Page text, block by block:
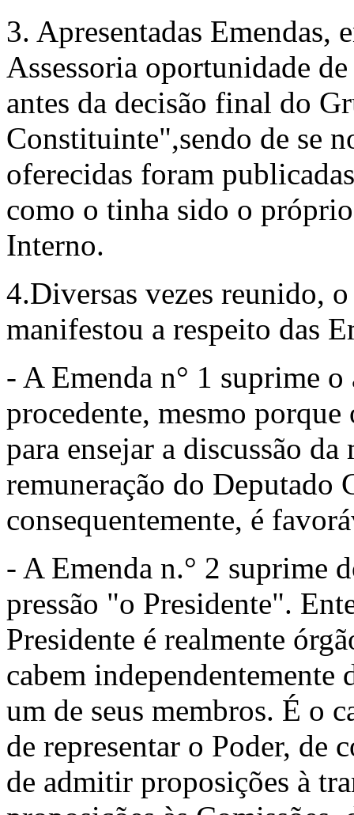
3. Apresentadas Emendas,
Asses­soria oportunidade
antes da decisão final do
Constituinte",sendo de se
oferecidas foram
como o tinha sido o
Interno.
4.Diversas vezes reunido,
mani­festou a respeito das
- A Emenda n° 1 suprime
procedente, mesmo
para ense­jar a discussão
remuneração do Deputado
consequentemente, é
- A Emenda n.° 2 suprime
pressão "o Presidente".
Presidente é realmente
cabem indepen­dentemente
um de seus membros. É o
de representar o Poder, de
de admitir proposições à